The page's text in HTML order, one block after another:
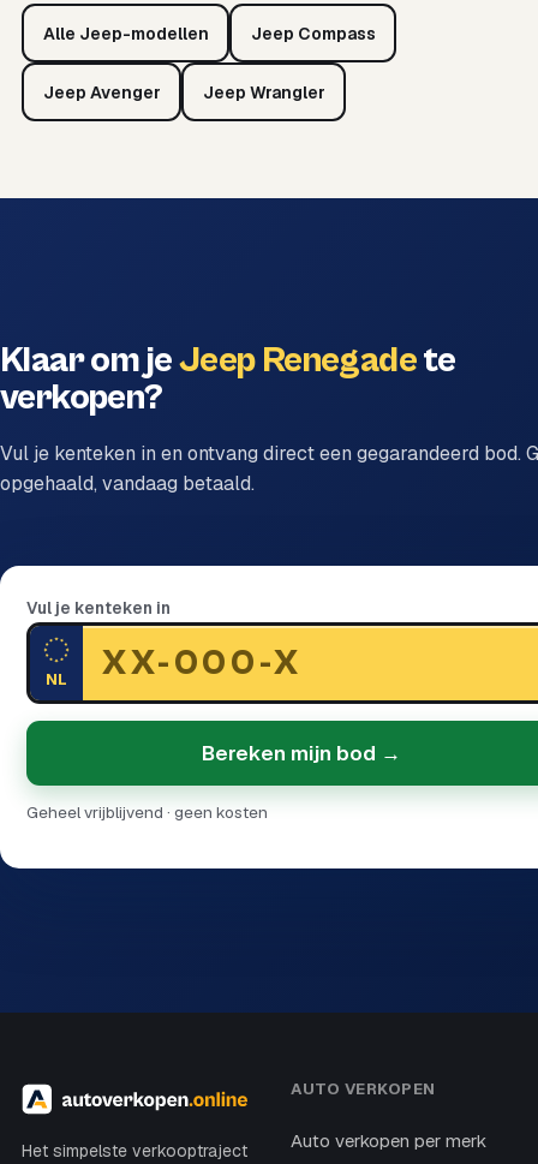
Alle Jeep-modellen Jeep Compass
Jeep Avenger Jeep Wrangler
Klaar om jeJeep Renegadete
verkopen?
Vul je kenteken in en ontvang direct een gegarandeerd bod.
opgehaald, vandaag betaald.
Vul je kenteken in
NL
Bereken mijn bod →
Geheel vrijblijvend · geen kosten
Het simpelste verkooptraject
AUTO VERKOPEN
Auto verkopen per merk